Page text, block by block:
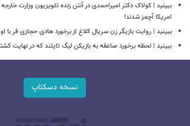
ببینید | کولاک دکتر امیراحمدی در آنتن زنده تلویزیون وزارت
امریکا آچمز شدند!
ببینید | روایت بازیگر زن سریال کلاغ از برخورد هادی حجازی فر با
ببینید | لحظه برخورد صاعقه به بازیکن لیگ تایلند که در نهایت
نسخه دسکتاپ